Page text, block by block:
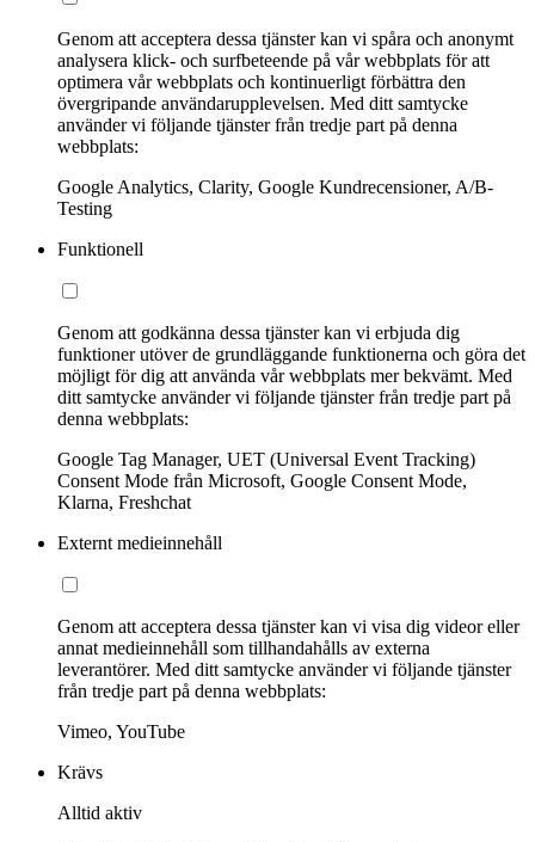
Genom att acceptera dessa tjänster kan vi spåra och anonymt
analysera klick- och surfbeteende på vår webbplats för att
optimera vår webbplats och kontinuerligt förbättra den
övergripande användarupplevelsen. Med ditt samtycke
använder vi följande tjänster från tredje part på denna
webbplats:
Google Analytics, Clarity, Google Kundrecensioner, A/B-
Testing
Funktionell
Genom att godkänna dessa tjänster kan vi erbjuda dig
funktioner utöver de grundläggande funktionerna och göra det
möjligt för dig att använda vår webbplats mer bekvämt. Med
ditt samtycke använder vi följande tjänster från tredje part på
denna webbplats:
Google Tag Manager, UET (Universal Event Tracking)
Consent Mode från Microsoft, Google Consent Mode,
Klarna, Freshchat
Externt medieinnehåll
Genom att acceptera dessa tjänster kan vi visa dig videor eller
annat medieinnehåll som tillhandahålls av externa
leverantörer. Med ditt samtycke använder vi följande tjänster
från tredje part på denna webbplats:
Vimeo, YouTube
Krävs
Alltid aktiv